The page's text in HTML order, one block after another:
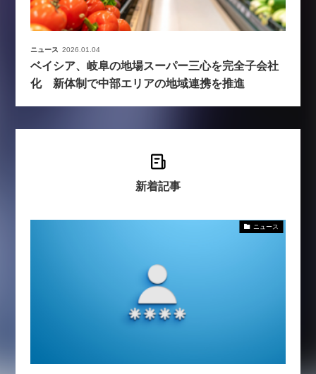
ニュース 2026.01.04
ベイシア、岐阜の地場スーパー三心を完全子会社
化 新体制で中部エリアの地域連携を推進
新着記事
ニュース